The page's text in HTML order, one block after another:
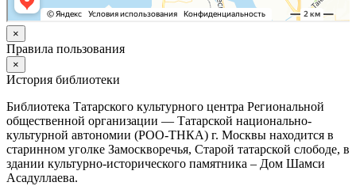
×
Правила пользования
×
История библиотеки
Библиотека Татарского культурного центра Региональной
общественной организации — Татарской национально-
культурной автономии (РОО-ТНКА) г. Москвы находится в
старинном уголке Замоскворечья, Старой татарской слободе, в
здании культурно-исторического памятника – Дом Шамси
Асадуллаева.